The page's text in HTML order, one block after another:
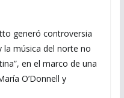
generó controversia
la música del norte no
en el marco de una
O’Donnell y